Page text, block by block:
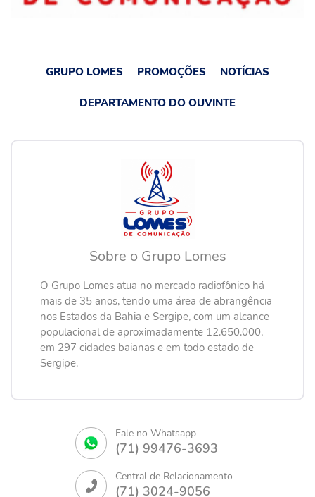
GRUPO LOMES PROMOÇÕES NOTÍCIAS
DEPARTAMENTO DO OUVINTE
Sobre o Grupo Lomes
O Grupo Lomes atua no mercado radiofônico há
mais de 35 anos, tendo uma área de abrangência
nos Estados da Bahia e Sergipe, com um alcance
populacional de aproximadamente 12.650.000,
em 297 cidades baianas e em todo estado de
Sergipe.
Fale no Whatsapp
(71) 99476-3693
Central de Relacionamento
(71) 3024-9056